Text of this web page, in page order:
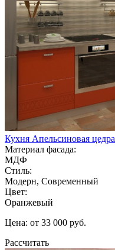
Кухня Апельсиновая цедра
Материал фасада:
МДФ
Стиль:
Модерн, Современный
Цвет:
Оранжевый
Цена: от 33 000 руб.
Рассчитать